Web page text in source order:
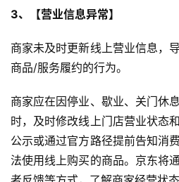
3、【营业信息异常】
商家未及时更新线上营业信息，
商品/服务履约的行为。
商家应在因停业、歇业、关门休
时，及时修改线上门店营业状态
公示或通过官方路径提前告知消
法使用线上购买的商品。京东将